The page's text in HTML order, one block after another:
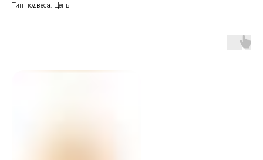
Тип подвеса: Цепь